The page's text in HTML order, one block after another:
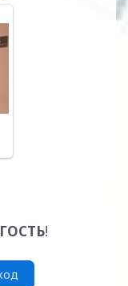
ГОСТЬ!